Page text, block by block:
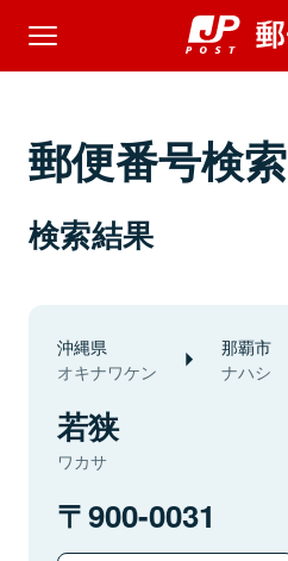
郵便番号検索
検索結果
沖縄県
オキナワケン
那覇市
ナハシ
若狭
ワカサ
900-0031